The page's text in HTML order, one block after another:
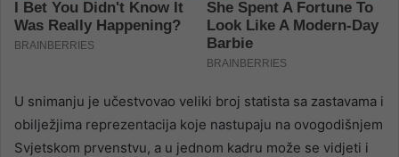
U snimanju je učestvovao veliki broj statista sa zastavama i
obilježjima reprezentacija koje nastupaju na ovogodišnjem
Svjetskom prvenstvu, a u jednom kadru može se vidjeti i